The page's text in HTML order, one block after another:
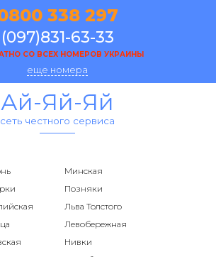
338 297
(097)831-63-33
СО ВСЕХ НОМЕРОВ УКРАИНЫ
еще номера
Ай-Яй-Яй
сеть честного сервиса
Минская
Позняки
Льва Толстого
Левобережная
Нивки